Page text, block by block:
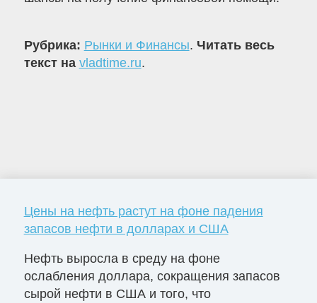
Рубрика: Рынки и Финансы. Читать весь
текст на vladtime.ru.
Цены на нефть растут на фоне падения
запасов нефти в долларах и США
Нефть выросла в среду на фоне
ослабления доллара, сокращения запасов
сырой нефти в США и того, что